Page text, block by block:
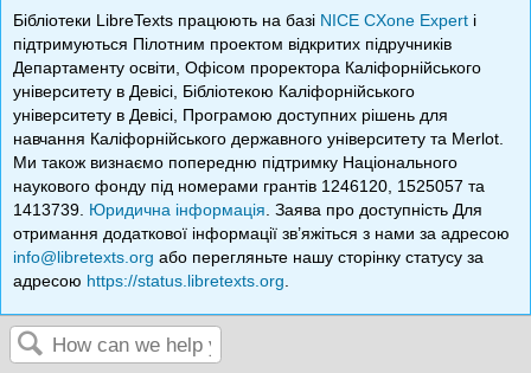
Бібліотеки LibreTexts працюють на базі NICE CXone Expert і
підтримуються Пілотним проектом відкритих підручників
Департаменту освіти, Офісом проректора Каліфорнійського
університету в Девісі, Бібліотекою Каліфорнійського
університету в Девісі, Програмою доступних рішень для
навчання Каліфорнійського державного університету та Merlot.
Ми також визнаємо попередню підтримку Національного
наукового фонду під номерами грантів 1246120, 1525057 та
1413739. Юридична інформація . Заява про доступність Для
отримання додаткової інформації зв’яжіться з нами за адресою
info@libretexts.org або перегляньте нашу сторінку статусу за
адресою https://status.libretexts.org